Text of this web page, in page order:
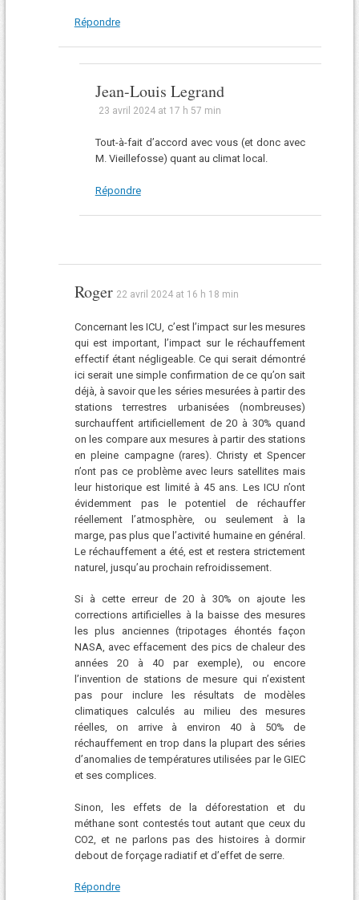
Répondre
Jean-Louis Legrand
23 avril 2024 at 17 h 57 min
Tout-à-fait d’accord avec vous (et donc avec
M. Vieillefosse) quant au climat local.
Répondre
Roger 22 avril 2024 at 16 h 18 min
Concernant les ICU, c’est l’impact sur les mesures
qui est important, l’impact sur le réchauffement
effectif étant négligeable. Ce qui serait démontré
ici serait une simple confirmation de ce qu’on sait
déjà, à savoir que les séries mesurées à partir des
stations terrestres urbanisées (nombreuses)
surchauffent artificiellement de 20 à 30% quand
on les compare aux mesures à partir des stations
en pleine campagne (rares). Christy et Spencer
n’ont pas ce problème avec leurs satellites mais
leur historique est limité à 45 ans. Les ICU n’ont
évidemment pas le potentiel de réchauffer
réellement l’atmosphère, ou seulement à la
marge, pas plus que l’activité humaine en général.
Le réchauffement a été, est et restera strictement
naturel, jusqu’au prochain refroidissement.
Si à cette erreur de 20 à 30% on ajoute les
corrections artificielles à la baisse des mesures
les plus anciennes (tripotages éhontés façon
NASA, avec effacement des pics de chaleur des
années 20 à 40 par exemple), ou encore
l’invention de stations de mesure qui n’existent
pas pour inclure les résultats de modèles
climatiques calculés au milieu des mesures
réelles, on arrive à environ 40 à 50% de
réchauffement en trop dans la plupart des séries
d’anomalies de températures utilisées par le GIEC
et ses complices.
Sinon, les effets de la déforestation et du
méthane sont contestés tout autant que ceux du
CO2, et ne parlons pas des histoires à dormir
debout de forçage radiatif et d’effet de serre.
Répondre